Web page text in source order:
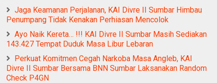
Jaga Keamanan Perjalanan, KAI Divre II Sumbar Himbau
Penumpang Tidak Kenakan Perhiasan Mencolok
Ayo Naik Kereta… !!! KAI Divre II Sumbar Masih Sediakan
143.427 Tempat Duduk Masa Libur Lebaran
Perkuat Komitmen Cegah Narkoba Masa Angleb, KAI
Divre II Sumbar Bersama BNN Sumbar Laksanakan Random
Check P4GN